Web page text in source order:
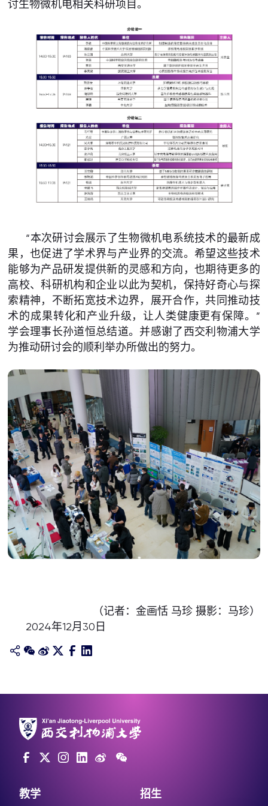
讨生物微机电相关科研项目。
“本次研讨会展示了生物微机电系统技术的最新成
果，也促进了学术界与产业界的交流。希望这些技术
能够为产品研发提供新的灵感和方向，也期待更多的
高校、科研机构和企业以此为契机，保持好奇心与探
索精神，不断拓宽技术边界，展开合作，共同推动技
术的成果转化和产业升级，让人类健康更有保障。”
学会理事长孙道恒总结道。并感谢了西交利物浦大学
为推动研讨会的顺利举办所做出的努力。
（记者：金画恬 马珍 摄影：马珍）
2024年12月30日
教学 招生